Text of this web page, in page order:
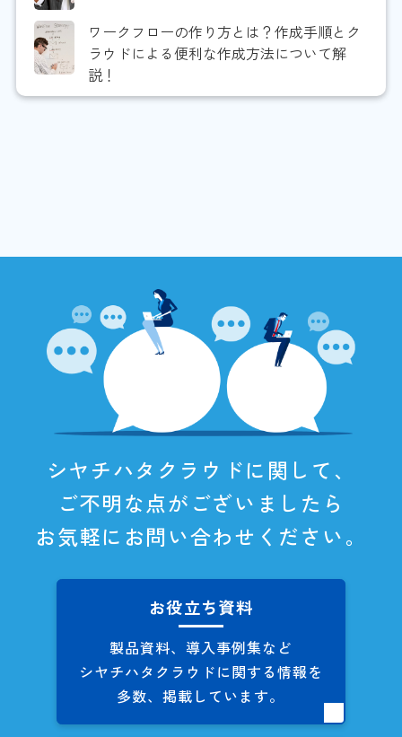
ワークフローの作り方とは？作成手順とク
ラウドによる便利な作成方法について解
説！
シヤチハタクラウドに関して、
ご不明な点がございましたら
お気軽にお問い合わせください。
お役立ち資料
製品資料、導入事例集など
シヤチハタクラウドに関する情報を
多数、掲載しています。